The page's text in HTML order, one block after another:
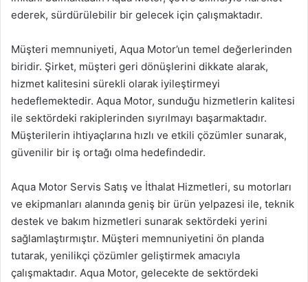
ederek, sürdürülebilir bir gelecek için çalışmaktadır.
Müşteri memnuniyeti, Aqua Motor’un temel değerlerinden
biridir. Şirket, müşteri geri dönüşlerini dikkate alarak,
hizmet kalitesini sürekli olarak iyileştirmeyi
hedeflemektedir. Aqua Motor, sunduğu hizmetlerin kalitesi
ile sektördeki rakiplerinden sıyrılmayı başarmaktadır.
Müşterilerin ihtiyaçlarına hızlı ve etkili çözümler sunarak,
güvenilir bir iş ortağı olma hedefindedir.
Aqua Motor Servis Satış ve İthalat Hizmetleri, su motorları
ve ekipmanları alanında geniş bir ürün yelpazesi ile, teknik
destek ve bakım hizmetleri sunarak sektördeki yerini
sağlamlaştırmıştır. Müşteri memnuniyetini ön planda
tutarak, yenilikçi çözümler geliştirmek amacıyla
çalışmaktadır. Aqua Motor, gelecekte de sektördeki